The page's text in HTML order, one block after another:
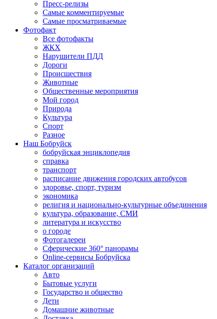
Пресс-релизы
Самые комментируемые
Самые просматриваемые
Фотофакт
Все фотофакты
ЖКХ
Нарушители ПДД
Дороги
Происшествия
Животные
Общественные мероприятия
Мой город
Природа
Культура
Спорт
Разное
Наш Бобруйск
бобруйская энциклопедия
справка
транспорт
расписание движения городских автобусов
здоровье, спорт, туризм
экономика
религия и национально-культурные объединения
культура, образование, СМИ
литература и искусство
о городе
Фотогалереи
Сферические 360° панорамы
Online-сервисы Бобруйска
Каталог организаций
Авто
Бытовые услуги
Государство и общество
Дети
Домашние животные